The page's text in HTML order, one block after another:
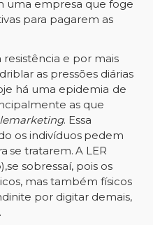
uma empresa que foge
para pagarem as
resistência e por mais
as pressões diárias
há uma epidemia de
as que
. Essa
os indivíduos pedem
se tratarem. A LER
se sobressaí, pois os
mas também físicos
por digitar demais,